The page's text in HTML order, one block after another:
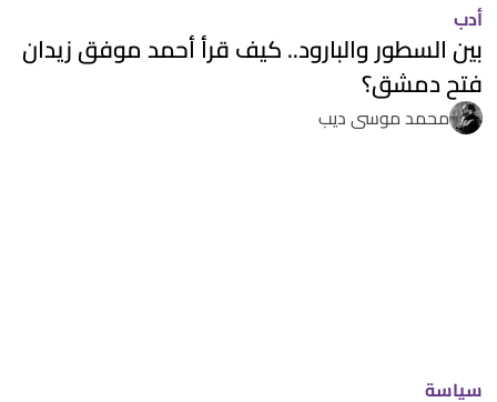
أدب
بين السطور والبارود.. كيف قرأ أحمد موفق زيدان
فتح دمشق؟
محمد موسى ديب
سياسة